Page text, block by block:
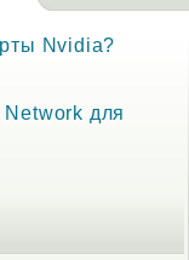
Nvidia?
для